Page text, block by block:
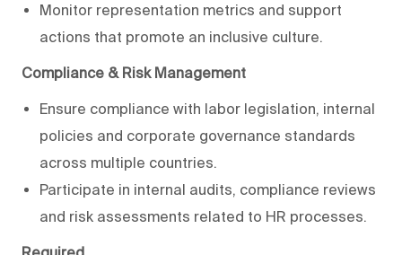
Monitor representation metrics and support
actions that promote an inclusive culture.
Compliance & Risk Management
Ensure compliance with labor legislation, internal
policies and corporate governance standards
across multiple countries.
Participate in internal audits, compliance reviews
and risk assessments related to HR processes.